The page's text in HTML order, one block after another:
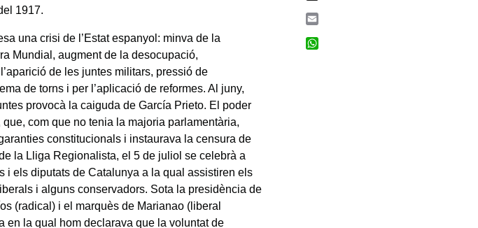
1917.
una crisi de l’Estat espanyol: minva de la
Mundial, augment de la desocupació,
de les juntes militars, pressió de
de torns i per l’aplicació de reformes. Al juny,
provocà la caiguda de García Prieto. El poder
com que no tenia la majoria parlamentària,
constitucionals i instaurava la censura de
la Lliga Regionalista, el 5 de juliol se celebrà a
i els diputats de Catalunya a la qual assistiren els
i alguns conservadors. Sota la presidència de
(radical) i el marquès de Marianao (liberal
en la qual hom declarava que la voluntat de